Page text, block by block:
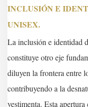
INCLUSIÓN E
UNISEX.
La inclusión e identidad
constituye otro eje
diluyen la frontera entre
contribuyendo a la
vestimenta. Esta